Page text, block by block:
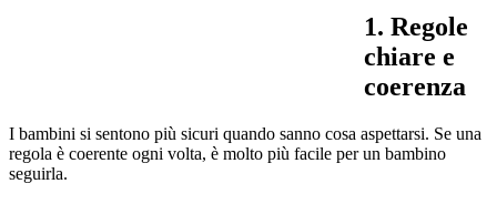
1. Regole
chiare e
coerenza
I bambini si sentono più sicuri quando sanno cosa aspettarsi. Se una
regola è coerente ogni volta, è molto più facile per un bambino
seguirla.